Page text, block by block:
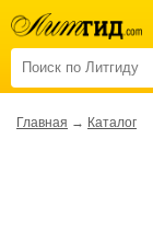
Главная → Каталог